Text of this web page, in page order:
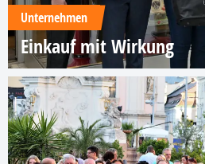
Unternehmen
Einkauf mit Wirkung